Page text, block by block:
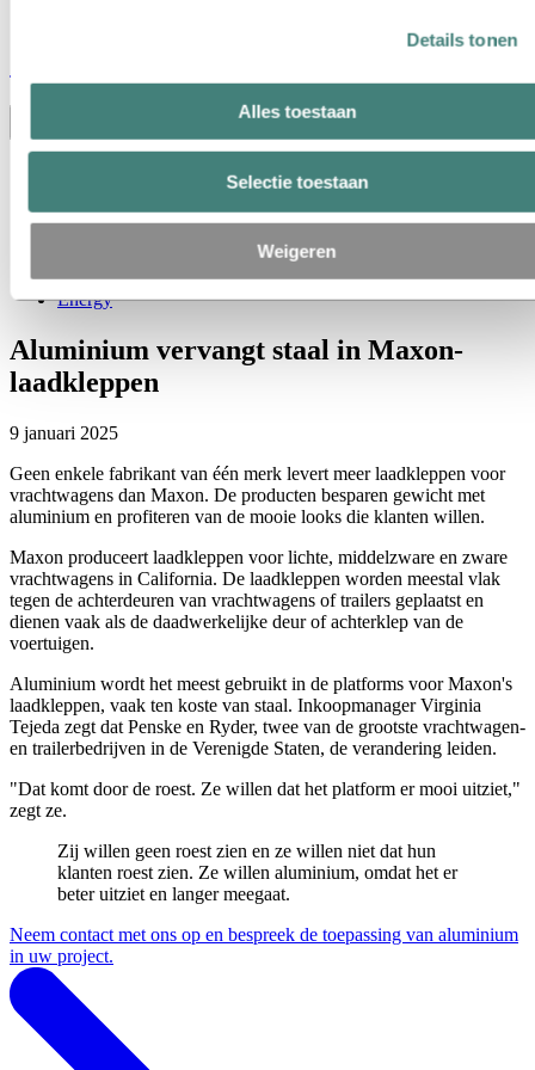
Details tonen
Alles toestaan
Selectie toestaan
Weigeren
Innovatie en technologie
Recycling
Energy
Aluminium vervangt staal in Maxon-
laadkleppen
9 januari 2025
Geen enkele fabrikant van één merk levert meer laadkleppen voor
vrachtwagens dan Maxon. De producten besparen gewicht met
aluminium en profiteren van de mooie looks die klanten willen.
Maxon produceert laadkleppen voor lichte, middelzware en zware
vrachtwagens in California. De laadkleppen worden meestal vlak
tegen de achterdeuren van vrachtwagens of trailers geplaatst en
dienen vaak als de daadwerkelijke deur of achterklep van de
voertuigen.
Aluminium wordt het meest gebruikt in de platforms voor Maxon's
laadkleppen, vaak ten koste van staal. Inkoopmanager Virginia
Tejeda zegt dat Penske en Ryder, twee van de grootste vrachtwagen-
en trailerbedrijven in de Verenigde Staten, de verandering leiden.
"Dat komt door de roest. Ze willen dat het platform er mooi uitziet,"
zegt ze.
Zij willen geen roest zien en ze willen niet dat hun
klanten roest zien. Ze willen aluminium, omdat het er
beter uitziet en langer meegaat.
Neem contact met ons op en bespreek de toepassing van aluminium
in uw project.